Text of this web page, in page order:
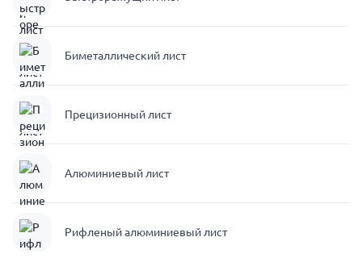
Биметаллический лист
Прецизионный лист
Алюминиевый лист
Рифленый алюминиевый лист